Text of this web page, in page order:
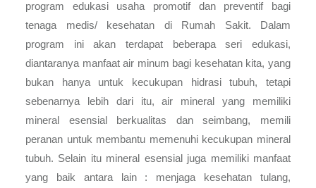
program edukasi usaha promotif dan preventif bagi
tenaga medis/ kesehatan di Rumah Sakit. Dalam
program ini akan terdapat beberapa seri edukasi,
diantaranya manfaat air minum bagi kesehatan kita, yang
bukan hanya untuk kecukupan hidrasi tubuh, tetapi
sebenarnya lebih dari itu, air mineral yang memiliki
mineral esensial berkualitas dan seimbang, memili
peranan untuk membantu memenuhi kecukupan mineral
tubuh. Selain itu mineral esensial juga memiliki manfaat
yang baik antara lain : menjaga kesehatan tulang,